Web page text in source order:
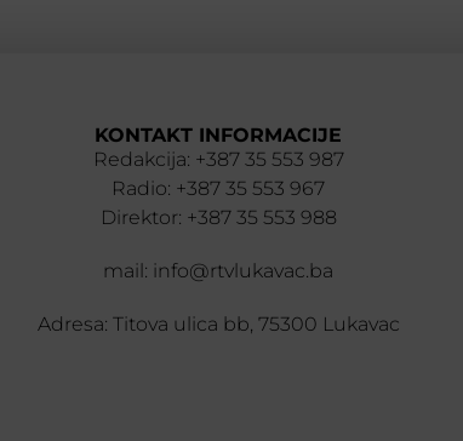
KONTAKT INFORMACIJE
Redakcija: +387 35 553 987
Radio: +387 35 553 967
Direktor: +387 35 553 988
mail: info@rtvlukavac.ba
Adresa: Titova ulica bb, 75300 Lukavac